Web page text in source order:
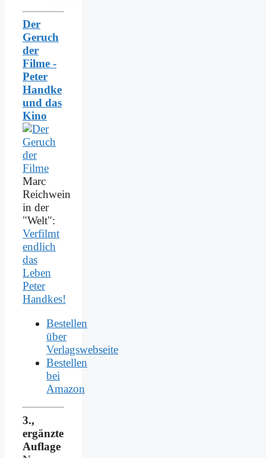
Der
Geruch
der
Filme -
Peter
Handke
und das
Kino
Marc
Reichwein
in der
"Welt":
Verfilmt
endlich
das
Leben
Peter
Handkes!
Bestellen
über
Verlagswebseite
Bestellen
bei
Amazon
3.,
ergänzte
Auflage